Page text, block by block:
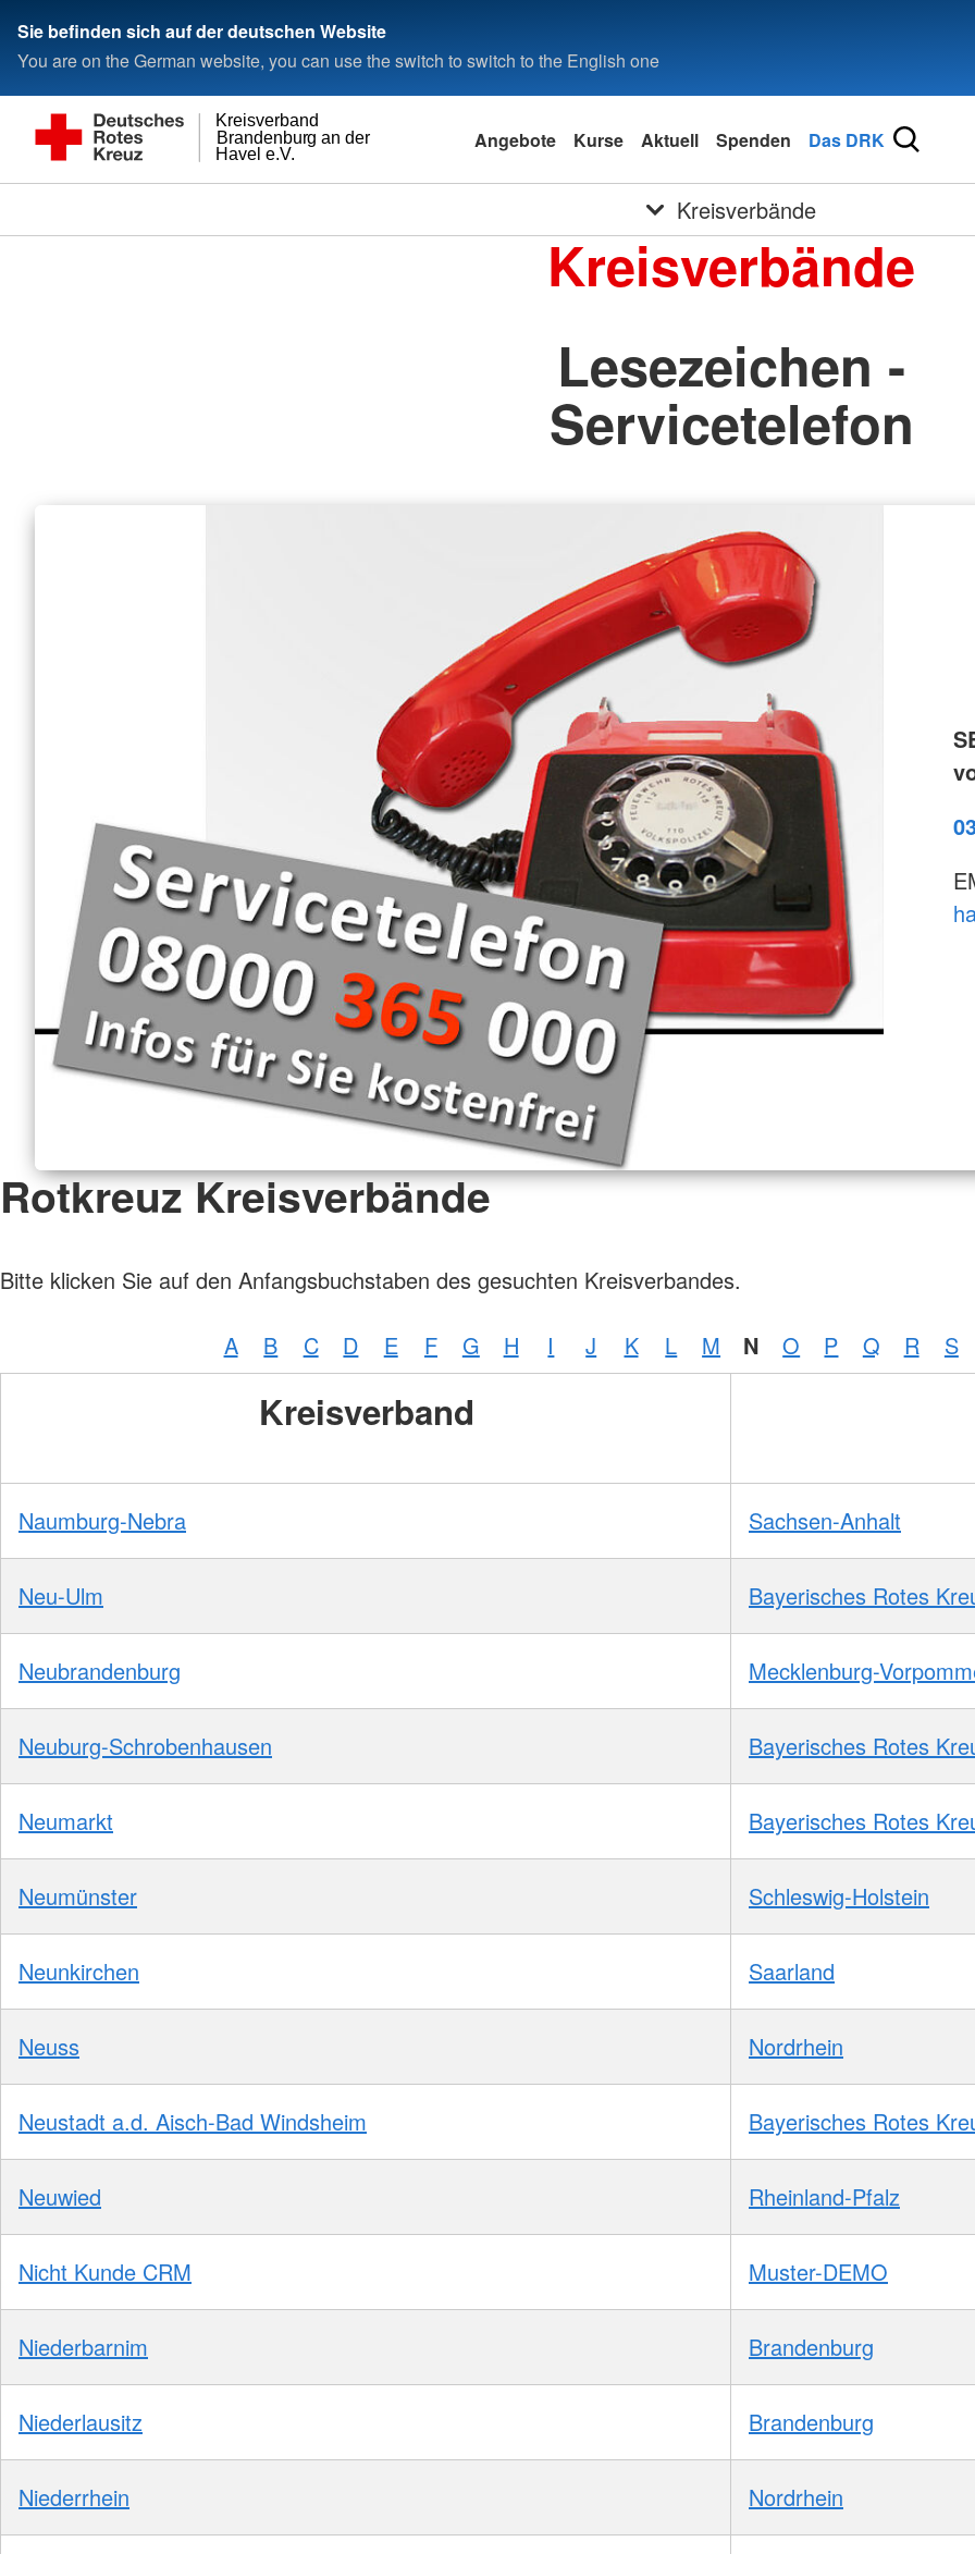
Sie befinden sich auf der deutschen Website
You are on the German website, you can use the switch to switch to the English one
Havel e.V.
Brandenburg an der
Kreisverband
Angebote Kurse Aktuell Spenden Das DRK
Kreisverbände
Kreisverbände
Lesezeichen -
Servicetelefon
Rotkreuz Kreisverbände
Bitte klicken Sie auf den Anfangsbuchstaben des gesuchten Kreisverbandes.
A B C D E F G H I J K L M N O P Q R S
Kreisverband
Naumburg-Nebra Sachsen-Anhalt
Neu-Ulm Bayerisches Rotes
Neubrandenburg Mecklenburg-
Neuburg-Schrobenhausen Bayerisches Rotes
Neumarkt Bayerisches Rotes
Neumünster Schleswig-Holstein
Neunkirchen Saarland
Neuss Nordrhein
Neustadt a.d. Aisch-Bad Windsheim Bayerisches Rotes
Neuwied Rheinland-Pfalz
Nicht Kunde CRM Muster-DEMO
Niederbarnim Brandenburg
Niederlausitz Brandenburg
Niederrhein Nordrhein